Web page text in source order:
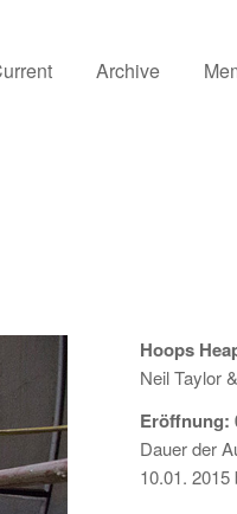
Archive
Hoops
Neil Taylor
Eröffnung:
Dauer der
10.01. 2015